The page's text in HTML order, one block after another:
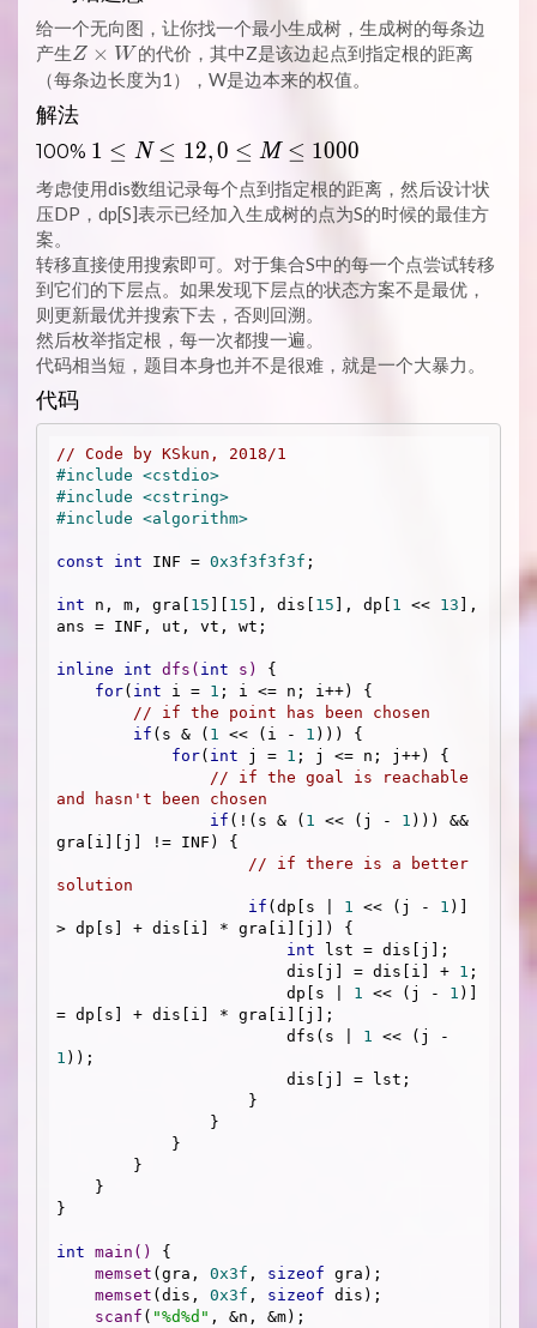
给一个无向图，让你找一个最小生成树，生成树的每条边
产生Z
\times
W
Z × W 的代价，其中Z是该边起点到指定根的距离
（每条边长度为1），W是边本来的权值。
解法
100% 1
\LEQ
N
12, 0
\LEQ
M
\LEQ
1000
1 ≤ N ≤ 12,0 ≤ M ≤ 1000
考虑使用dis数组记录每个点到指定根的距离，然后设计状
压DP，dp[S]表示已经加入生成树的点为S的时候的最佳方
案。
转移直接使用搜索即可。对于集合S中的每一个点尝试转移
到它们的下层点。如果发现下层点的状态方案不是最优，
则更新最优并搜索下去，否则回溯。
然后枚举指定根，每一次都搜一遍。
代码相当短，题目本身也并不是很难，就是一个大暴力。
代码
// Code by KSkun, 2018/1
#include <cstdio>
#include <cstring>
#include <algorithm>
const int INF = 0x3f3f3f3f ;
int n, m, gra[ 15 15 ], dis[ 15 ], dp[ 1 << 13 ],
ans = INF, ut, vt, wt;
inline int dfs ( int s)
{
for( int i = 1 ; i <= n; i++) {
// if the point has been chosen
if (s & ( 1 << (i - 1 ))) {
for( int j = 1 ; j <= n; j++) {
// if the goal is reachable
and hasn't been chosen
if (!(s & ( 1 << (j - 1 ))) &&
gra[i][j] != INF) {
// if there is a better
solution
if (dp[s | 1 << (j - 1 )]
> dp[s] + dis[i] * gra[i][j]) {
int lst = dis[j];
                        dis[j] = dis[i] +
1 ;
                        dp[s |
1 << (j - 1 )]
= dp[s] + dis[i] * gra[i][j];
                        dfs(s |
1
1 ));
}
int main ()
{
memset (gra, 0x3f , sizeof gra);
memset (dis, 0x3f , sizeof dis);
scanf ( "%d%d" , &n, &m);